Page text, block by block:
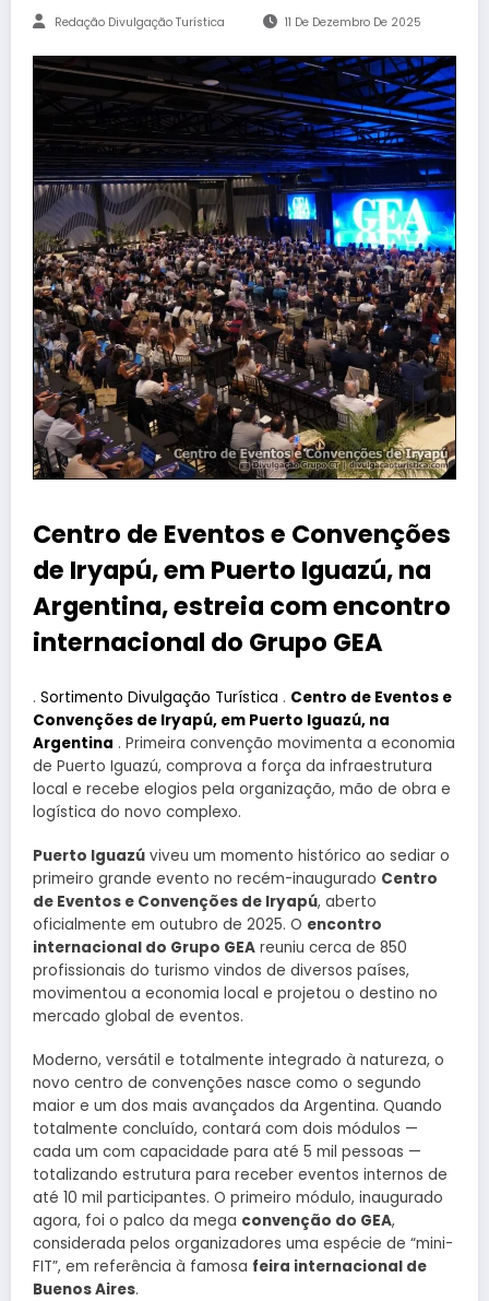
Redação Divulgação Turística 11 De Dezembro De 2025
Centro de Eventos e Convenções
de Iryapú, em Puerto Iguazú, na
Argentina, estreia com encontro
internacional do Grupo GEA
. Sortimento Divulgação Turística . Centro de Eventos e
Convenções de Iryapú, em Puerto Iguazú, na
Argentina . Primeira convenção movimenta a economia
de Puerto Iguazú, comprova a força da infraestrutura
local e recebe elogios pela organização, mão de obra e
logística do novo complexo.
Puerto Iguazú viveu um momento histórico ao sediar o
primeiro grande evento no recém-inaugurado Centro
de Eventos e Convenções de Iryapú, aberto
oficialmente em outubro de 2025. O encontro
internacional do Grupo GEA reuniu cerca de 850
profissionais do turismo vindos de diversos países,
movimentou a economia local e projetou o destino no
mercado global de eventos.
Moderno, versátil e totalmente integrado à natureza, o
novo centro de convenções nasce como o segundo
maior e um dos mais avançados da Argentina. Quando
totalmente concluído, contará com dois módulos —
cada um com capacidade para até 5 mil pessoas —
totalizando estrutura para receber eventos internos de
até 10 mil participantes. O primeiro módulo, inaugurado
agora, foi o palco da mega convenção do GEA,
considerada pelos organizadores uma espécie de “mini-
FIT”, em referência à famosa feira internacional de
Buenos Aires.